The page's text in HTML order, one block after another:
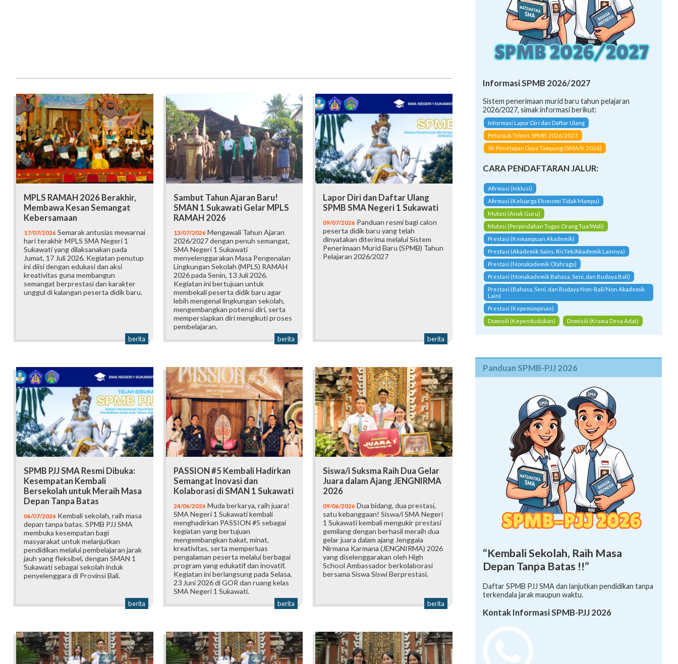
MPLS RAMAH 2026 Berakhir,
Membawa Kesan Semangat
Kebersamaan
17/07/2026 Semarak antusias mewarnai
hari terakhir MPLS SMA Negeri 1
Sukawati yang dilaksanakan pada
Jumat, 17 Juli 2026. Kegiatan penutup
ini diisi dengan edukasi dan aksi
kreativitas guna membangun
semangat berprestasi dan karakter
unggul di kalangan peserta didik baru.
berita
Sambut Tahun Ajaran Baru!
SMAN 1 Sukawati Gelar MPLS
RAMAH 2026
13/07/2026 Mengawali Tahun Ajaran
2026/2027 dengan penuh semangat,
SMA Negeri 1 Sukawati
menyelenggarakan Masa Pengenalan
Lingkungan Sekolah (MPLS) RAMAH
2026 pada Senin, 13 Juli 2026.
Kegiatan ini bertujuan untuk
membekali peserta didik baru agar
lebih mengenal lingkungan sekolah,
mengembangkan potensi diri, serta
mempersiapkan diri mengikuti proses
pembelajaran.
berita
Lapor Diri dan Daftar Ulang
SPMB SMA Negeri 1 Sukawati
09/07/2026 Panduan resmi bagi calon
peserta didik baru yang telah
dinyatakan diterima melalui Sistem
Penerimaan Murid Baru (SPMB) Tahun
Pelajaran 2026/2027
berita
SPMB PJJ SMA Resmi Dibuka:
Kesempatan Kembali
Bersekolah untuk Meraih Masa
Depan Tanpa Batas
06/07/2026 Kembali sekolah, raih masa
depan tanpa batas. SPMB PJJ SMA
membuka kesempatan bagi
masyarakat untuk melanjutkan
pendidikan melalui pembelajaran jarak
jauh yang fleksibel, dengan SMAN 1
Sukawati sebagai sekolah induk
penyelenggara di Provinsi Bali.
berita
PASSION #5 Kembali Hadirkan
Semangat Inovasi dan
Kolaborasi di SMAN 1 Sukawati
24/06/2026 Muda berkarya, raih juara!
SMA Negeri 1 Sukawati kembali
menghadirkan PASSION #5 sebagai
kegiatan yang bertujuan
mengembangkan bakat, minat,
kreativitas, serta memperluas
pengalaman peserta melalui berbagai
program yang edukatif dan inovatif.
Kegiatan ini berlangsung pada Selasa,
23 Juni 2026 di GOR dan ruang kelas
SMA Negeri 1 Sukawati.
berita
Siswa/i Suksma Raih Dua Gelar
Juara dalam Ajang JENGNIRMA
2026
09/06/2026 Dua bidang, dua prestasi,
satu kebanggaan! Siswa/i SMA Negeri
1 Sukawati kembali mengukir prestasi
gemilang dengan berhasil meraih dua
gelar juara dalam ajang Jenggala
Nirmana Karmana (JENGNIRMA) 2026
yang diselenggarakan oleh High
School Ambassador berkolaborasi
bersama Siswa Siswi Berprestasi.
berita
Informasi SPMB 2026/2027
Sistem penerimaan murid baru tahun pelajaran
2026/2027, simak informasi berikut:
Informasi Lapor Diri dan Daftar Ulang
Petunjuk Teknis SPMB 2026/2027
SK Penetapan Daya Tampung (SMA/K 2026)
CARA PENDAFTARAN JALUR:
Afirmasi (Inklusi)
Afirmasi (Keluarga Ekonomi Tidak Mampu)
Mutasi (Anak Guru)
Mutasi (Perpindahan Tugas Orang Tua/Wali)
Prestasi (Kemampuan Akademik)
Prestasi (Akademik Sains, RisTek/Akademik Lainnya)
Prestasi (Nonakademik Olahraga)
Prestasi (Nonakademik Bahasa, Seni, dan Budaya Bali)
Prestasi (Bahasa, Seni, dan Budaya Non-Bali/Non Akademik
Lain)
Prestasi (Kepemimpinan)
Domisili (Kependudukan)
Domisili (Krama Desa Adat)
Panduan SPMB-PJJ 2026
“Kembali Sekolah, Raih Masa
Depan Tanpa Batas !!”
Daftar SPMB PJJ SMA dan lanjutkan pendidikan tanpa
terkendala jarak maupun waktu.
Kontak Informasi SPMB-PJJ 2026